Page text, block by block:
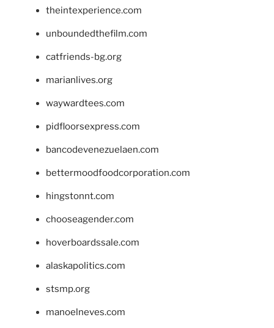
theintexperience.com
unboundedthefilm.com
catfriends-bg.org
marianlives.org
waywardtees.com
pidfloorsexpress.com
bancodevenezuelaen.com
bettermoodfoodcorporation.com
hingstonnt.com
chooseagender.com
hoverboardssale.com
alaskapolitics.com
stsmp.org
manoelneves.com